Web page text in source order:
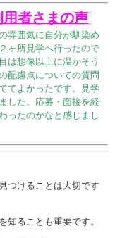
者さまの声
雰囲気に自分が馴染め
ヶ所見学へ行ったので
は想像以上に温かそう
配慮点についての質問
てよかったです。見学
した。応募・面接を経
ったのかなと感じまし
つけることは大切です
知ることも重要です。